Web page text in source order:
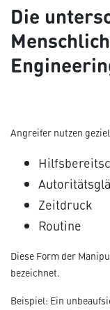
Die
Angreifer nutzen
Zeitdruck
Routine
Diese Form der
bezeichnet.
Beispiel: Ein